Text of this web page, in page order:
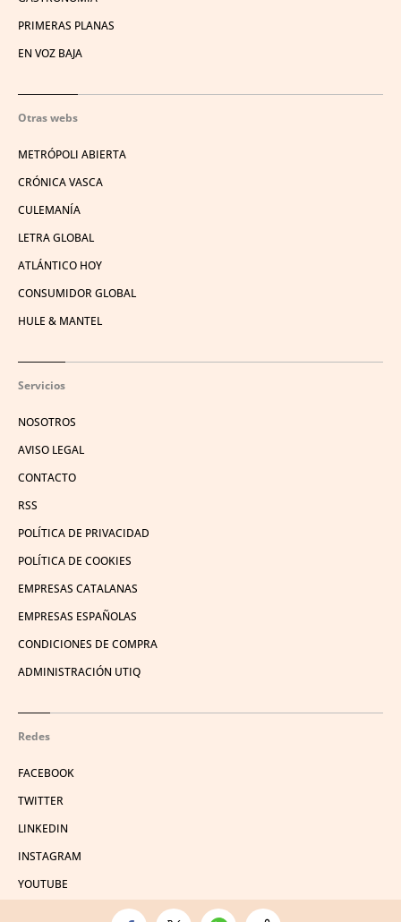
PRIMERAS PLANAS
EN VOZ BAJA
Otras webs
METRÓPOLI ABIERTA
CRÓNICA VASCA
CULEMANÍA
LETRA GLOBAL
ATLÁNTICO HOY
CONSUMIDOR GLOBAL
HULE & MANTEL
Servicios
NOSOTROS
AVISO LEGAL
CONTACTO
RSS
POLÍTICA DE PRIVACIDAD
POLÍTICA DE COOKIES
EMPRESAS CATALANAS
EMPRESAS ESPAÑOLAS
CONDICIONES DE COMPRA
ADMINISTRACIÓN UTIQ
Redes
FACEBOOK
TWITTER
LINKEDIN
INSTAGRAM
YOUTUBE